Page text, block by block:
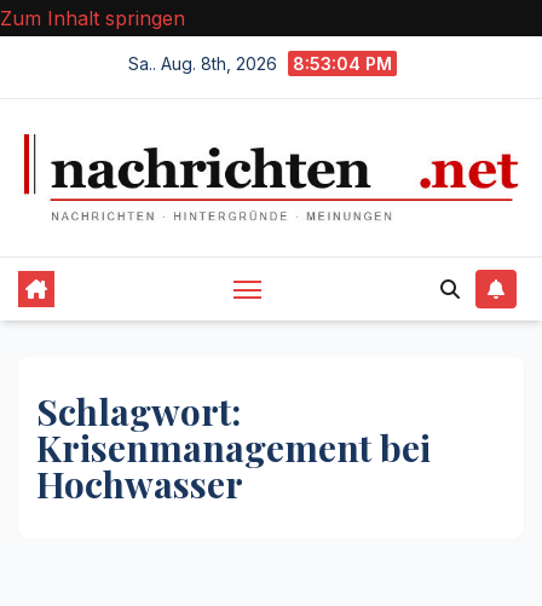
Zum Inhalt springen
Sa.. Aug. 8th, 2026 8:53:04 PM
Schlagwort:
Krisenmanagement bei
Hochwasser